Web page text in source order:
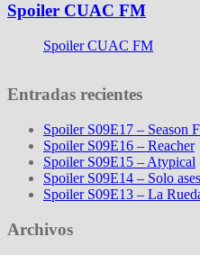
Spoiler CUAC FM
Spoiler CUAC FM
Entradas recientes
Spoiler S09E17 – Season
Spoiler S09E16 – Reacher
Spoiler S09E15 – Atypical
Spoiler S09E14 – Solo
Spoiler S09E13 – La
Archivos